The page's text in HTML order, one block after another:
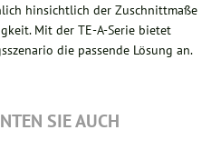
hinsichtlich der Zuschnittmaße
Mit der TE-A-Serie bietet
die passende Lösung an.
SIE AUCH